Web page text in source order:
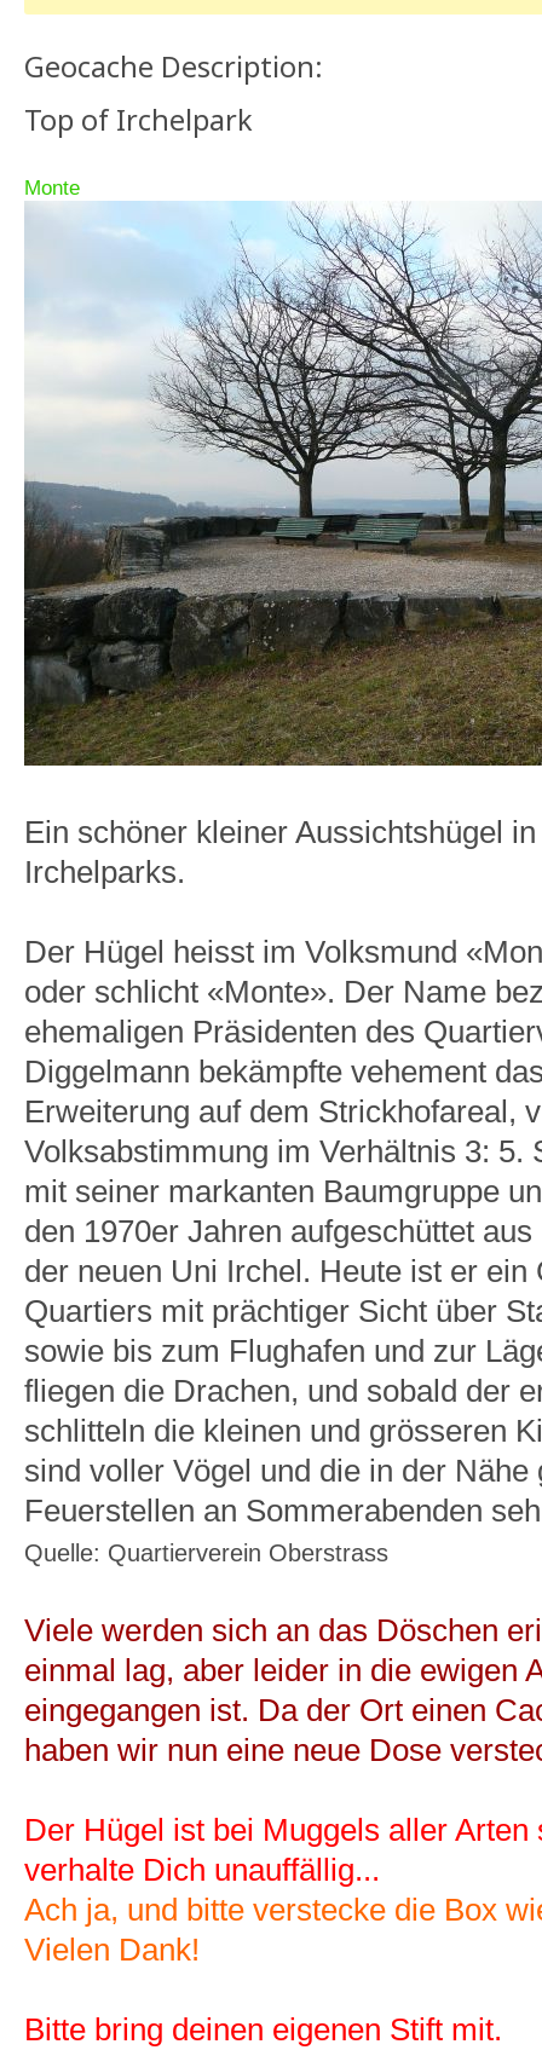
Geocache Description:
Top of Irchelpark
Monte
Ein schöner kleiner Aussichtshügel
Irchelparks.
Der Hügel heisst im Volksmund
oder schlicht «Monte». Der Name
ehemaligen Präsidenten des
Diggelmann bekämpfte vehement
Erweiterung auf dem Strickhofareal,
Volksabstimmung im Verhältnis 3: 5.
mit seiner markanten Baumgruppe
den 1970er Jahren aufgeschüttet
der neuen Uni Irchel. Heute ist er ein
Quartiers mit prächtiger Sicht über
sowie bis zum Flughafen und zur
fliegen die Drachen, und sobald der
schlitteln die kleinen und grösseren
sind voller Vögel und die in der Nähe
Feuerstellen an Sommerabenden
Quelle: Quartierverein Oberstrass
Viele werden sich an das Döschen
einmal lag, aber leider in die ewigen
eingegangen ist. Da der Ort einen
haben wir nun eine neue Dose
Der Hügel ist bei Muggels aller Arten
verhalte Dich unauffällig...
Ach ja, und bitte verstecke die Box
Vielen Dank!
Bitte bring deinen eigenen Stift mit.